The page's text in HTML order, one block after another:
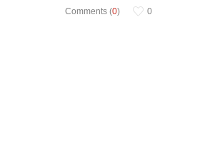
Comments (0) 0